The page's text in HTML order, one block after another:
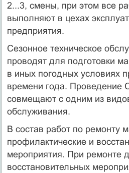
2...3, смены, при этом все
выполняют в цехах
предприятия.
Сезонное техническое
проводят для подготовки
в иных погодных условиях
времени года. Проведение
совмещают с одним из
обслуживания.
В состав работ по ремонту
профилактические и
мероприятия. При ремонте
восстановительных